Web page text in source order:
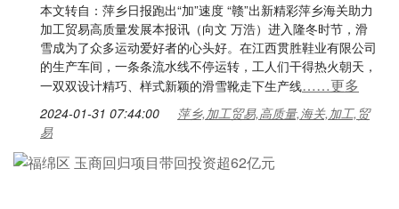
本文转自：萍乡日报跑出“加”速度 “赣”出新精彩萍乡海关助力
加工贸易高质量发展本报讯（向文 万浩）进入隆冬时节，滑
雪成为了众多运动爱好者的心头好。在江西贯胜鞋业有限公司
的生产车间，一条条流水线不停运转，工人们干得热火朝天，
一双双设计精巧、样式新颖的滑雪靴走下生产线……更多
2024-01-31 07:44:00
萍乡,加工贸易,高质量,海关,加工,贸
易